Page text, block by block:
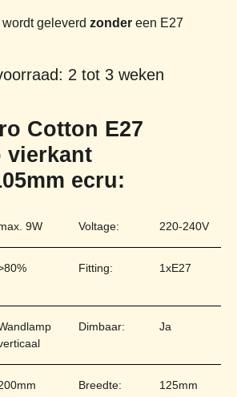
geleverd zonder een E27
2 tot 3 weken
Cotton E27
vierkant
ecru:
9W Voltage: 220-240V
Fitting: 1xE27
Dimbaar: Ja
Breedte: 125mm